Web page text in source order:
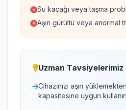
Su kaçağı veya taşma
Aşırı gürültü veya anormal
Uzman Tavsiyelerimiz
Cihazınızı aşırı
kapasitesine uygun